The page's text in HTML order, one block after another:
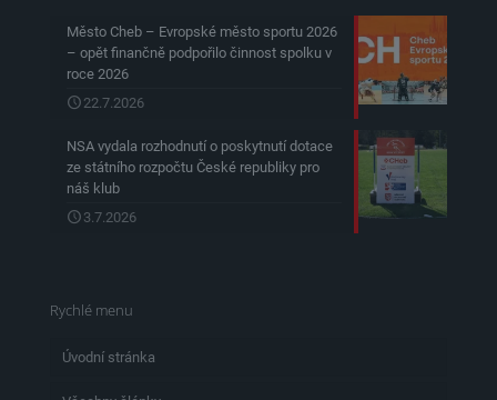
Město Cheb – Evropské město sportu 2026
– opět finančně podpořilo činnost spolku v
roce 2026
22.7.2026
NSA vydala rozhodnutí o poskytnutí dotace
ze státního rozpočtu České republiky pro
náš klub
3.7.2026
Rychlé menu
Úvodní stránka